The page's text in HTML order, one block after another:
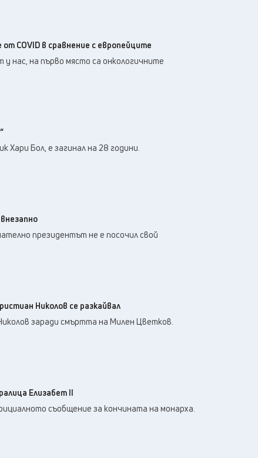
COVID в сравнение с европейците
нас, на първо място са онкологичните
Хари Бол, е загинал на 28 години.
президентът не е посочил свой
Николов се разкайвал
заради смъртта на Милен Цветков.
Елизабет II
съобщение за кончината на монарха.